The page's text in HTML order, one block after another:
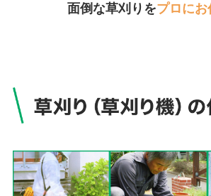
面倒な草刈りをプロにお